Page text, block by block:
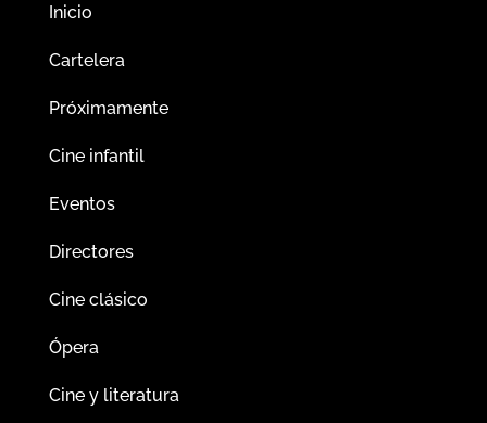
Inicio
Cartelera
Próximamente
Cine infantil
Eventos
Directores
Cine clásico
Ópera
Cine y literatura